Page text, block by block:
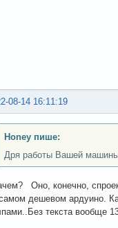
08-14 16:11:19
Honey пише:
Дря работы Вашей машины
Оно, конечно,
дешевом ардуино.
текста вообще